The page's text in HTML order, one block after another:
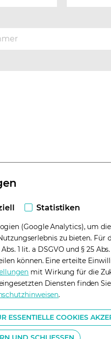
meine Daten im
sind Pflichtfelder
Statistiken
(Google Analytics), um
zu bieten. Für
1 lit. a DSGVO und § 25
können. Eine erteilte
(opens in a new tab)
mit Wirkung für die
Diensten finden
(opens in a new
.
ESSENTIELLE COOKIES